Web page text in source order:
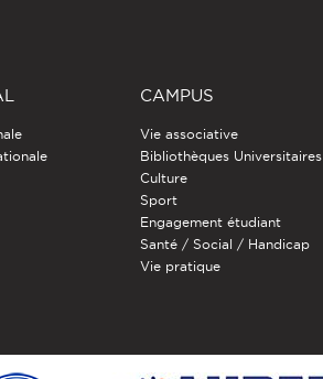
CAMPUS
Vie associative
Bibliothèques Universitaires
Culture
Sport
Engagement étudiant
Santé / Social / Handicap
Vie pratique